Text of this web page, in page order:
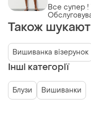
Все супер !
Також
Вишиванка візерунок
Інші категорії
Блузи Вишиванки